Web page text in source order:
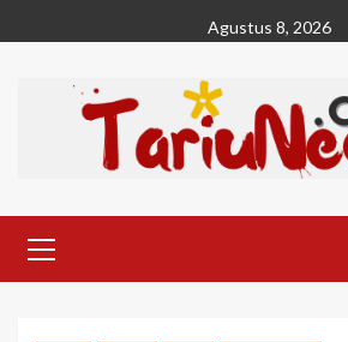
to
Agustus 8, 2026
Menu